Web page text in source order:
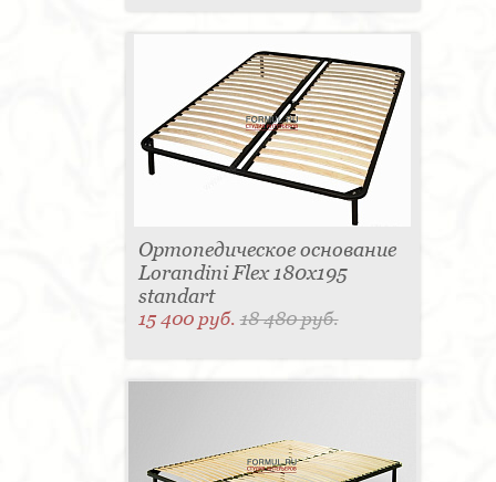
Ортопедическое основание
Lorandini Flex 180x195
standart
15 400 руб.18 480 руб.